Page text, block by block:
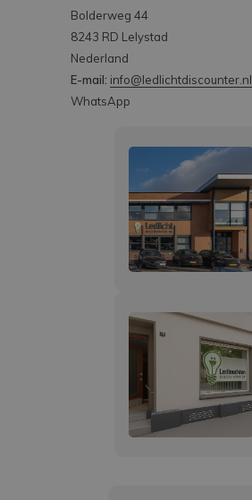
Bolderweg 44
8243 RD Lelystad
Nederland
E-mail: info@ledlichtdiscounter.nl
WhatsApp